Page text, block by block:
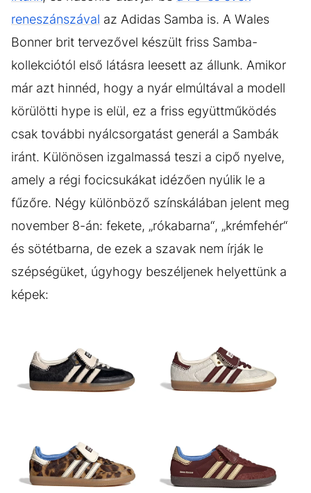
reneszánszával az Adidas Samba is. A Wales
Bonner brit tervezővel készült friss Samba-
kollekciótól első látásra leesett az állunk. Amikor
már azt hinnéd, hogy a nyár elmúltával a modell
körülötti hype is elül, ez a friss együttműködés
csak további nyálcsorgatást generál a Sambák
iránt. Különösen izgalmassá teszi a cipő nyelve,
amely a régi focicsukákat idézően nyúlik le a
fűzőre. Négy különböző színskálában jelent meg
november 8-án: fekete, „rókabarna“, „krémfehér“
és sötétbarna, de ezek a szavak nem írják le
szépségüket, úgyhogy beszéljenek helyettünk a
képek: